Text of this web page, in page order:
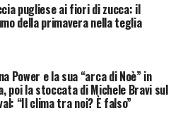
pugliese ai fiori di zucca: il
della primavera nella teglia
Power e la sua “arca di Noè” in
poi la stoccata di Michele Bravi sul
“Il clima tra noi? È falso”